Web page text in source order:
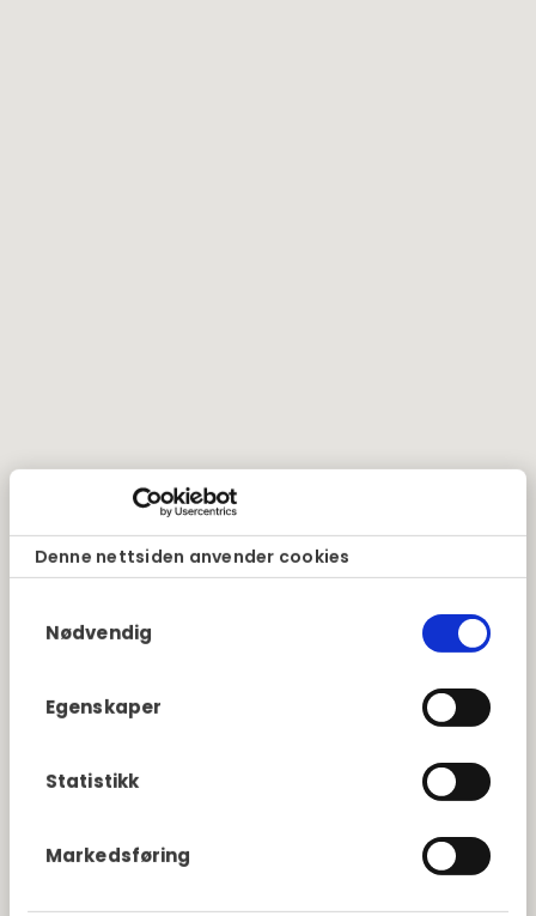
Denne nettsiden anvender cookies
Nødvendig
Egenskaper
Statistikk
Markedsføring